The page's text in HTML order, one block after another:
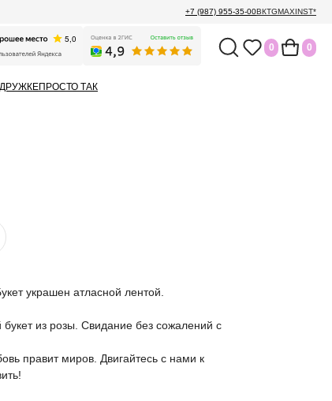
+7 (987) 955-35-00ВКTGMAXINST*
0 0
ПРОСТО ТАК
украшен атласной лентой.
из розы. Свидание без сожалений с
правит миров. Двигайтесь с нами к